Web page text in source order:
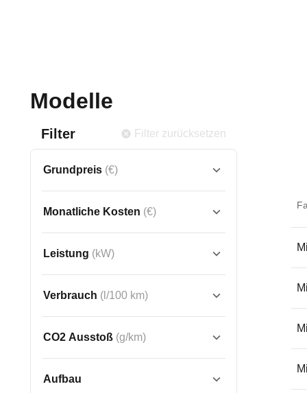
Modelle
Filter Filter zurücksetzen
Grundpreis (€)
Monatliche Kosten (€)
Leistung (kW)
Verbrauch (l/100 km)
CO2 Ausstoß (g/km)
Aufbau